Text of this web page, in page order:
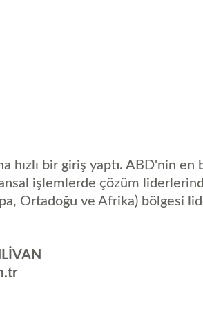
hızlı bir giriş yaptı. ABD'nin en
işlemlerde çözüm
Ortadoğu ve Afrika) bölgesi